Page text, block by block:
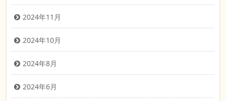
2024年11月
2024年10月
2024年8月
2024年6月